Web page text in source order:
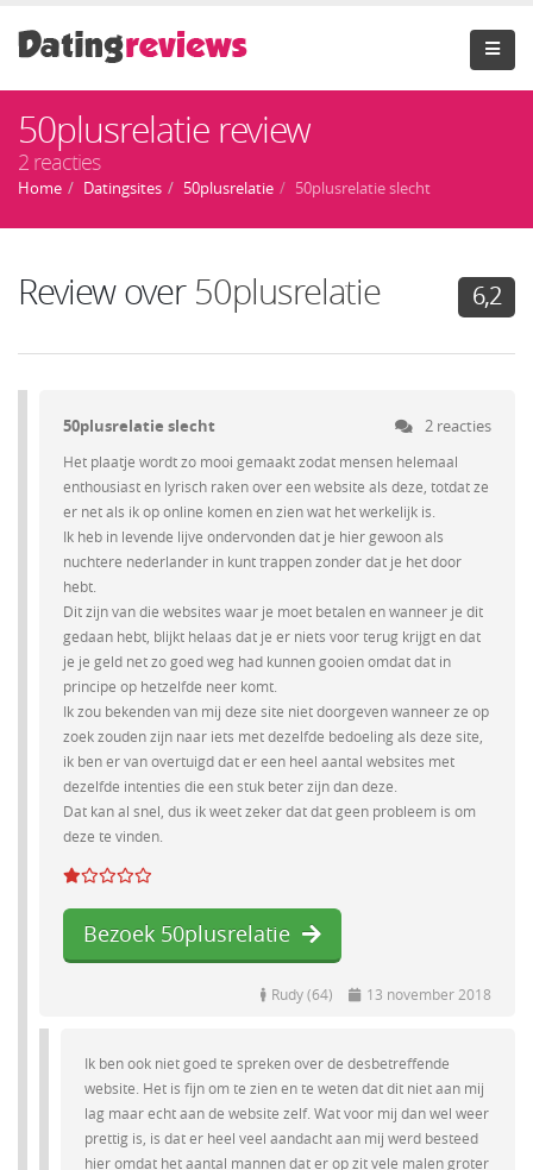
50plusrelatie review
2 reacties
Home Datingsites 50plusrelatie 50plusrelatie slecht
Review over 50plusrelatie 6,2
50plusrelatie slecht 2 reacties
Het plaatje wordt zo mooi gemaakt zodat mensen helemaal
enthousiast en lyrisch raken over een website als deze, totdat ze
er net als ik op online komen en zien wat het werkelijk is.
Ik heb in levende lijve ondervonden dat je hier gewoon als
nuchtere nederlander in kunt trappen zonder dat je het door
hebt.
Dit zijn van die websites waar je moet betalen en wanneer je dit
gedaan hebt, blijkt helaas dat je er niets voor terug krijgt en dat
je je geld net zo goed weg had kunnen gooien omdat dat in
principe op hetzelfde neer komt.
Ik zou bekenden van mij deze site niet doorgeven wanneer ze op
zoek zouden zijn naar iets met dezelfde bedoeling als deze site,
ik ben er van overtuigd dat er een heel aantal websites met
dezelfde intenties die een stuk beter zijn dan deze.
Dat kan al snel, dus ik weet zeker dat dat geen probleem is om
deze te vinden.
Bezoek 50plusrelatie
Rudy (64) 13 november 2018
Ik ben ook niet goed te spreken over de desbetreffende
website. Het is fijn om te zien en te weten dat dit niet aan mij
lag maar echt aan de website zelf. Wat voor mij dan wel weer
prettig is, is dat er heel veel aandacht aan mij werd besteed
hier omdat het aantal mannen dat er op zit vele malen groter